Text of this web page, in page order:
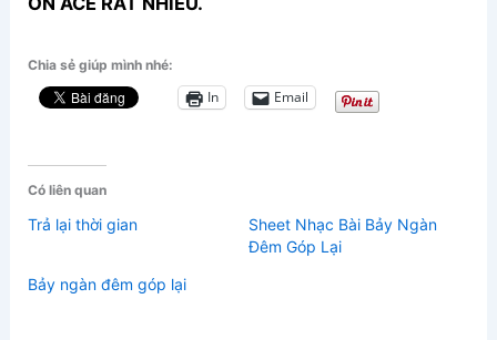
Chia sẻ giúp mình nhé:
In Email
Có liên quan
Trả lại thời gian
Sheet Nhạc Bài Bảy Ngàn
Đêm Góp Lại
Bảy ngàn đêm góp lại